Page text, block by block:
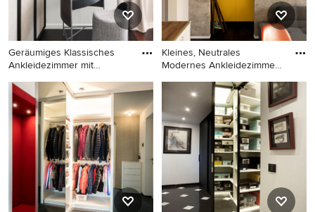
Geräumiges Klassisches
Ankleidezimmer mit
Geräumiges Klassisches
Ankleidezimmer mit
braunem Holzboden,
schwarzem Boden und
eingelassener Decke in
Mailand
Kleines, Neutrales
Modernes Ankleidezimmer
Kleines, Neutrales Modernes
Ankleidezimmer mit
Ankleidebereich,
flächenbündigen
Schrankfronten, dunklem
Holzboden und schwarzem
Boden in Berlin